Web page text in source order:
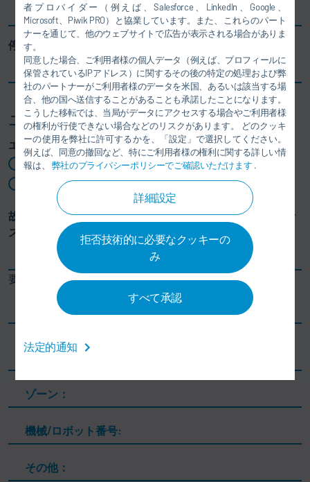
者プロバイダー（例えば、Salesforce、LinkedIn、Google、
Microsoft、Piwik PRO）と協業しています。また、これらのパート
ナーを通じて、他のウェブサイトで広告が表示される場合がありま
す。
同意した場合、ご利用者様の個人データ（例えば、プロフィールに
保管されているIPアドレス）に関するその後の特定の処理および弊
社のパートナーがご利用者様のデータを米国、あるいは該当する場
合、他の国へ送信することがあることも承諾したことになります。
こうした移転では、当局がデータにアクセスする場合やご利用者様
の権利が行使できない場合などのリスクがあります。 どのクッキ
ーの使用を弊社に許可するかを、「設定」で選択してください。
例えば、同意の撤回など、特にご利用者様の権利に関する詳しい情
報は、 弊社のプライバシーポリシーでご確認いただけます .
詳細設定
拒否技術的に必要なクッキーの
み
すべて承認
法定的通知
停止日
エラー情報
エラーはいつ発生しますか?*
永続的なエラー
散発的なエラー
故障は正確にどこで発生し、コンポーネントはどこにイン
ストールされていましたか? *
要素を選択
その他：
ライン：
ゾーン：
機械/ロボット番号:
その他：